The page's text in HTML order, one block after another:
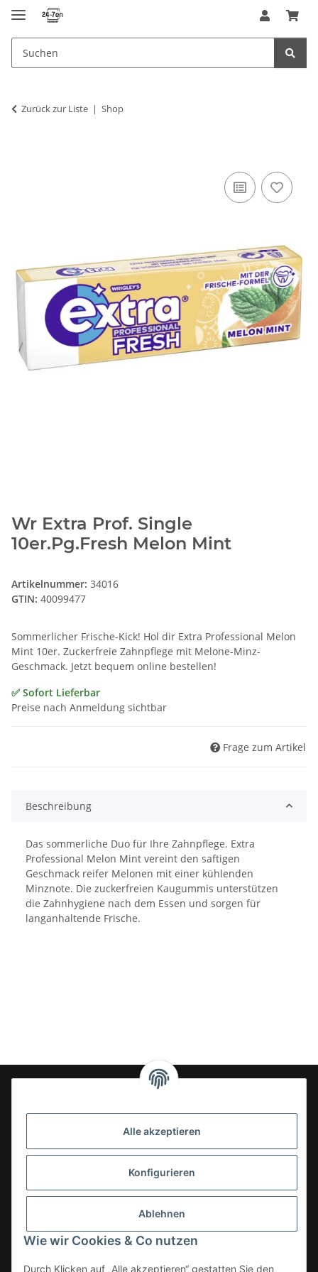
Alle akzeptieren
Konfigurieren
Ablehnen
Wie wir Cookies & Co nutzen
Durch Klicken auf „Alle akzeptieren“ gestatten Sie den
Zurück zur Liste Shop
Wr Extra Prof. Single
10er.Pg.Fresh Melon Mint
Artikelnummer: 34016
GTIN: 40099477
Sommerlicher Frische-Kick! Hol dir Extra Professional Melon
Mint 10er. Zuckerfreie Zahnpflege mit Melone-Minz-
Geschmack. Jetzt bequem online bestellen!
✅ Sofort Lieferbar
Preise nach Anmeldung sichtbar
Frage zum Artikel
Beschreibung
Das sommerliche Duo für Ihre Zahnpflege. Extra
Professional Melon Mint vereint den saftigen
Geschmack reifer Melonen mit einer kühlenden
Minznote. Die zuckerfreien Kaugummis unterstützen
die Zahnhygiene nach dem Essen und sorgen für
langanhaltende Frische.
24-7en Kioskbedarf GmbH
- Sezer Kahveci & Cengiz Inci
33142 Büren, Deutschland
Kategorien